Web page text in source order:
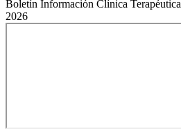
Boletín Información Clínica Terapéutica
2026